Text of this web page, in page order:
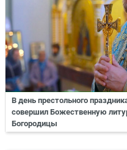
В день престольного
совершил Божественную
Богородицы